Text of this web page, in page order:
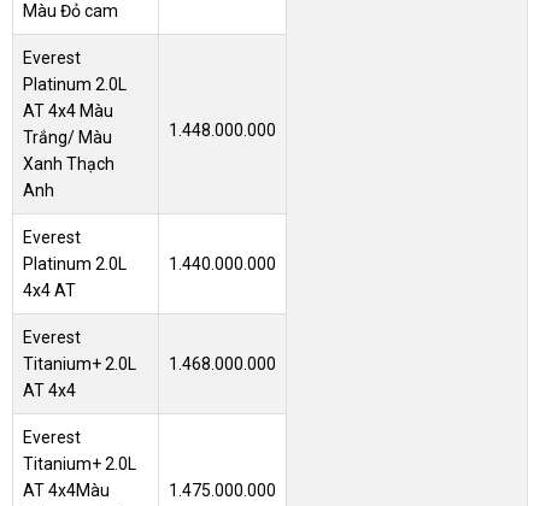
Màu Đỏ cam
Everest
Platinum 2.0L
AT 4x4 Màu
Trắng/ Màu
Xanh Thạch
Anh
1.448.000.000
Everest
Platinum 2.0L
4x4 AT
1.440.000.000
Everest
Titanium+ 2.0L
AT 4x4
1.468.000.000
Everest
Titanium+ 2.0L
AT 4x4Màu
1.475.000.000